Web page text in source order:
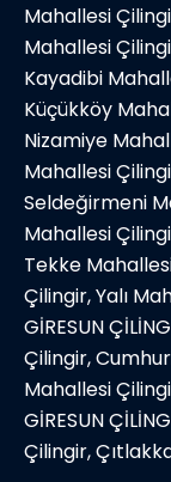
Mahallesi
Mahallesi
Kayadibi
Küçükköy
Nizamiye
Mahallesi
Seldeğirmeni
Mahallesi
Tekke
Çilingir, Yalı
GİRESUN
Çilingir,
Mahallesi
GİRESUN
Çilingir,